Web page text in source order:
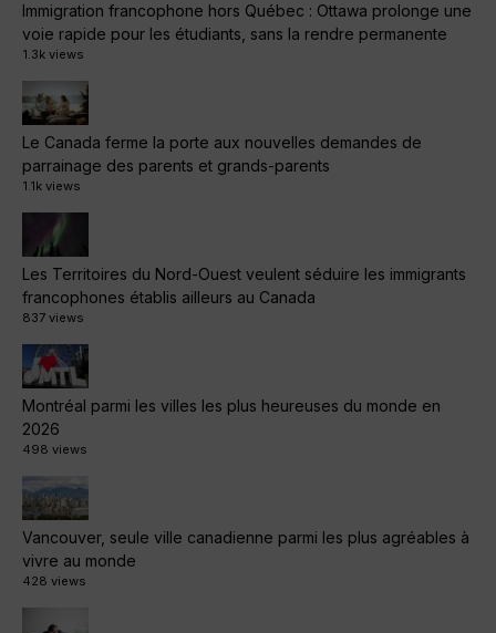
Immigration francophone hors Québec : Ottawa prolonge une
voie rapide pour les étudiants, sans la rendre permanente
1.3k views
Le Canada ferme la porte aux nouvelles demandes de
parrainage des parents et grands-parents
1.1k views
Les Territoires du Nord-Ouest veulent séduire les immigrants
francophones établis ailleurs au Canada
837 views
Montréal parmi les villes les plus heureuses du monde en
2026
498 views
Vancouver, seule ville canadienne parmi les plus agréables à
vivre au monde
428 views